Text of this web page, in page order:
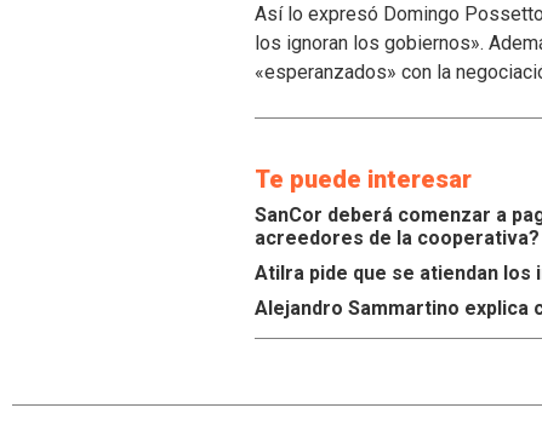
Así lo expresó Domingo
los ignoran los gobiernos».
«esperanzados» con la
Te puede interesar
SanCor deberá comenzar a
acreedores de la cooperativa?
Atilra pide que se atiendan
Alejandro Sammartino explica